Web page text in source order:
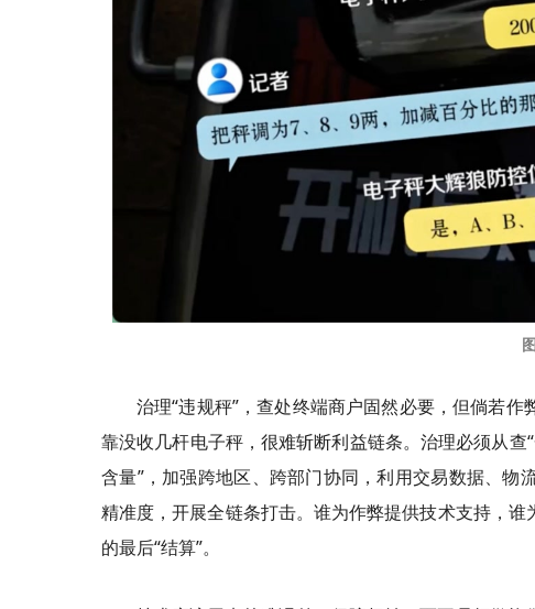
治理“违规秤”，查处终端商户固然必要，但倘若
靠没收几杆电子秤，很难斩断利益链条。治理必须从查
含量”，加强跨地区、跨部门协同，利用交易数据、
精准度，开展全链条打击。谁为作弊提供技术支持，
的最后“结算”。